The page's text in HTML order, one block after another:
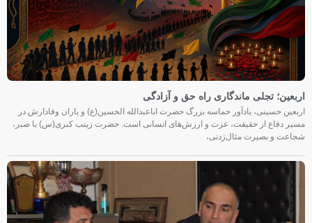
اربعین؛ تجلی ماندگاری راه حق و آزادگی
اربعین حسینی، یادآور حماسه بزرگ حضرت اباعبدالله الحسین(ع) و یاران وفادارش در
مسیر دفاع از حقیقت، عزت و ارزش‌های انسانی است. حضرت زینب کبری(س) با صبر،
شجاعت و بصیرت مثال‌زدنی،